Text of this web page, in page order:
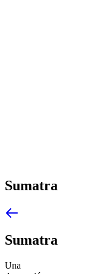
Sumatra
Sumatra
Una